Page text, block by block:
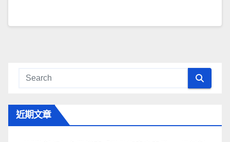
近期文章